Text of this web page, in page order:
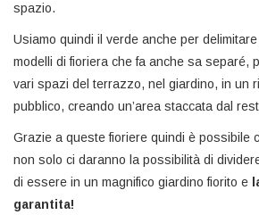
spazio.
Usiamo quindi il verde anche per
modelli di fioriera che fa anche sa separé,
vari spazi del terrazzo, nel giardino, in un
pubblico, creando un’area staccata dal
Grazie a queste fioriere quindi è possibile
non solo ci daranno la possibilità di
di essere in un magnifico giardino fiorito e
garantita!